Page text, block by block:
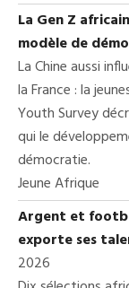
La Gen Z
modèle de
La Chine aussi
la France : la
Youth Survey
qui le
démocratie.
Jeune Afrique
Argent et
exporte ses
2026